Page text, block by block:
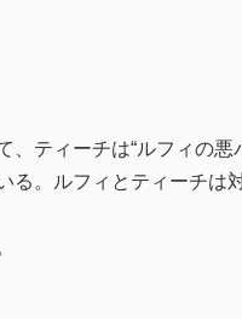
ティーチは“ルフィの悪
。ルフィとティーチは